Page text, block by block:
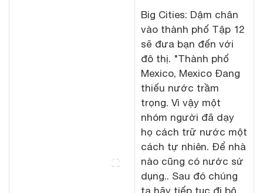
Big Cities: Dậm chân
vào thành phố Tập 12
sẽ đưa bạn đến với
đô thị. "Thành phố
Mexico, Mexico Đang
thiếu nước trầm
trọng. Vì vậy một
nhóm người đã dạy
họ cách trữ nước một
cách tự nhiên. Để nhà
nào cũng có nước sử
dụng.. Sau đó chúng